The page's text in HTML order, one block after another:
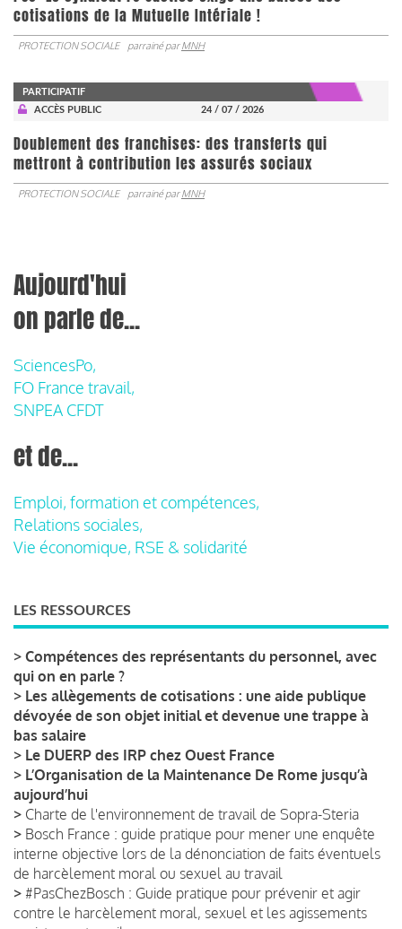
cotisations de la Mutuelle Intériale !
PROTECTION SOCIALE parrainé parMNH
PARTICIPATIF
ACCÈS PUBLIC
24 / 07 / 2026
Doublement des franchises: des transferts qui
mettront à contribution les assurés sociaux
PROTECTION SOCIALE parrainé parMNH
Aujourd'hui
on parle de...
SciencesPo,
FO France travail,
SNPEA CFDT
et de...
Emploi, formation et compétences,
Relations sociales,
Vie économique, RSE & solidarité
LES RESSOURCES
> Compétences des représentants du personnel, avec
qui on en parle ?
> Les allègements de cotisations : une aide publique
dévoyée de son objet initial et devenue une trappe à
bas salaire
> Le DUERP des IRP chez Ouest France
> L’Organisation de la Maintenance De Rome jusqu’à
aujourd’hui
> Charte de l'environnement de travail de Sopra-Steria
> Bosch France : guide pratique pour mener une enquête
interne objective lors de la dénonciation de faits éventuels
de harcèlement moral ou sexuel au travail
> #PasChezBosch : Guide pratique pour prévenir et agir
contre le harcèlement moral, sexuel et les agissements